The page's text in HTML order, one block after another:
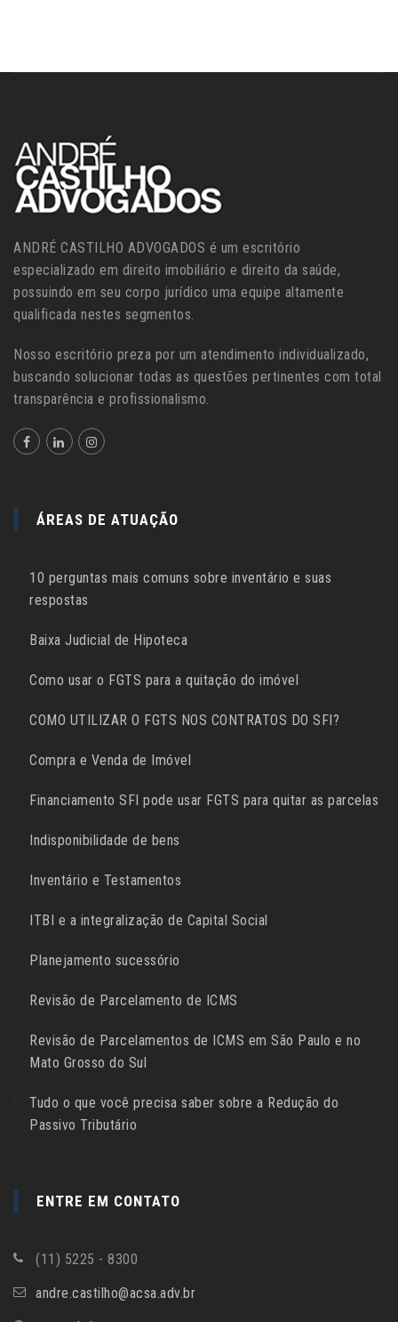
ANDRÉ CASTILHO ADVOGADOS é um escritório
especializado em direito imobiliário e direito da saúde,
possuindo em seu corpo jurídico uma equipe altamente
qualificada nestes segmentos.
Nosso escritório preza por um atendimento individualizado,
buscando solucionar todas as questões pertinentes com total
transparência e profissionalismo.
ÁREAS DE ATUAÇÃO
10 perguntas mais comuns sobre inventário e suas
respostas
Baixa Judicial de Hipoteca
Como usar o FGTS para a quitação do imóvel
COMO UTILIZAR O FGTS NOS CONTRATOS DO SFI?
Compra e Venda de Imóvel
Financiamento SFI pode usar FGTS para quitar as parcelas
Indisponibilidade de bens
Inventário e Testamentos
ITBI e a integralização de Capital Social
Planejamento sucessório
Revisão de Parcelamento de ICMS
Revisão de Parcelamentos de ICMS em São Paulo e no
Mato Grosso do Sul
Tudo o que você precisa saber sobre a Redução do
Passivo Tributário
ENTRE EM CONTATO
(11) 5225 - 8300
andre.castilho@acsa.adv.br